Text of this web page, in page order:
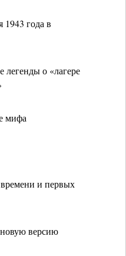
1943 года в
легенды о «лагере
мифа
и первых
новую версию